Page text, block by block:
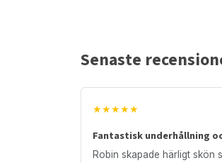
Senaste
★★★★★
Fantastisk underhållning
Robin skapade härligt skön